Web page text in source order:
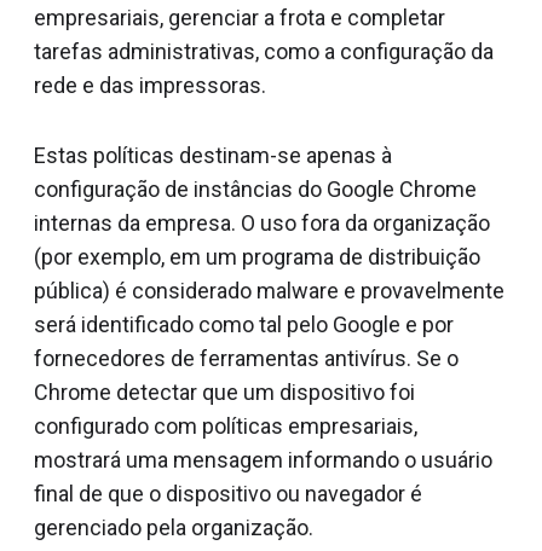
empresariais, gerenciar a frota e completar
tarefas administrativas, como a configuração da
rede e das impressoras.
Estas políticas destinam-se apenas à
configuração de instâncias do Google Chrome
internas da empresa. O uso fora da organização
(por exemplo, em um programa de distribuição
pública) é considerado malware e provavelmente
será identificado como tal pelo Google e por
fornecedores de ferramentas antivírus. Se o
Chrome detectar que um dispositivo foi
configurado com políticas empresariais,
mostrará uma mensagem informando o usuário
final de que o dispositivo ou navegador é
gerenciado pela organização.